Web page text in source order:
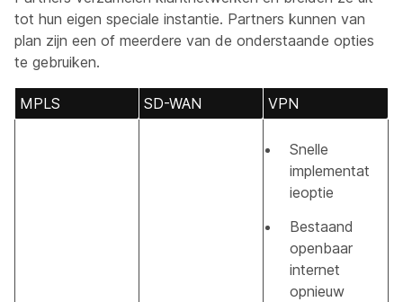
tot hun eigen speciale instantie. Partners kunnen van
plan zijn een of meerdere van de onderstaande opties
te gebruiken.
MPLS SD-WAN VPN
Snelle
implementat
ieoptie
Bestaand
openbaar
internet
opnieuw